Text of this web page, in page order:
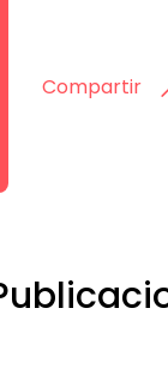
Compartir